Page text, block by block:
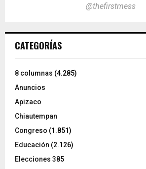
@thefirstmess
CATEGORÍAS
8 columnas (4.285)
Anuncios
Apizaco
Chiautempan
Congreso (1.851)
Educación (2.126)
Elecciones 385